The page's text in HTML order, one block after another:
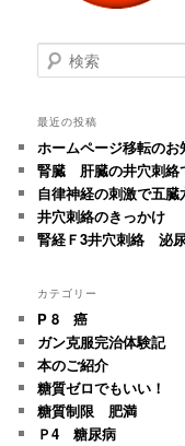
検
索
最近の投稿
ホームページ移転のお
腎臓 肝臓の井穴刺絡
自律神経の刺激で五
井穴刺絡のきっかけ
腎経Ｆ3井穴刺絡
カテゴリー
P 8 癌
ガン克服完治体験記
本のご紹介
糖質ゼロでもいい！
糖質制限 肥満
Ｐ4 糖尿病